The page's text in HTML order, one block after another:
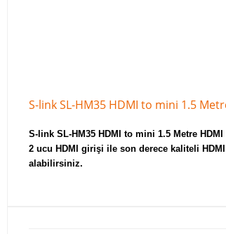
S-link SL-HM35 HDMI to mini 1.5
S-link SL-HM35 HDMI to mini 1.5 Metre
2 ucu HDMI girişi ile son derece kaliteli
alabilirsiniz.